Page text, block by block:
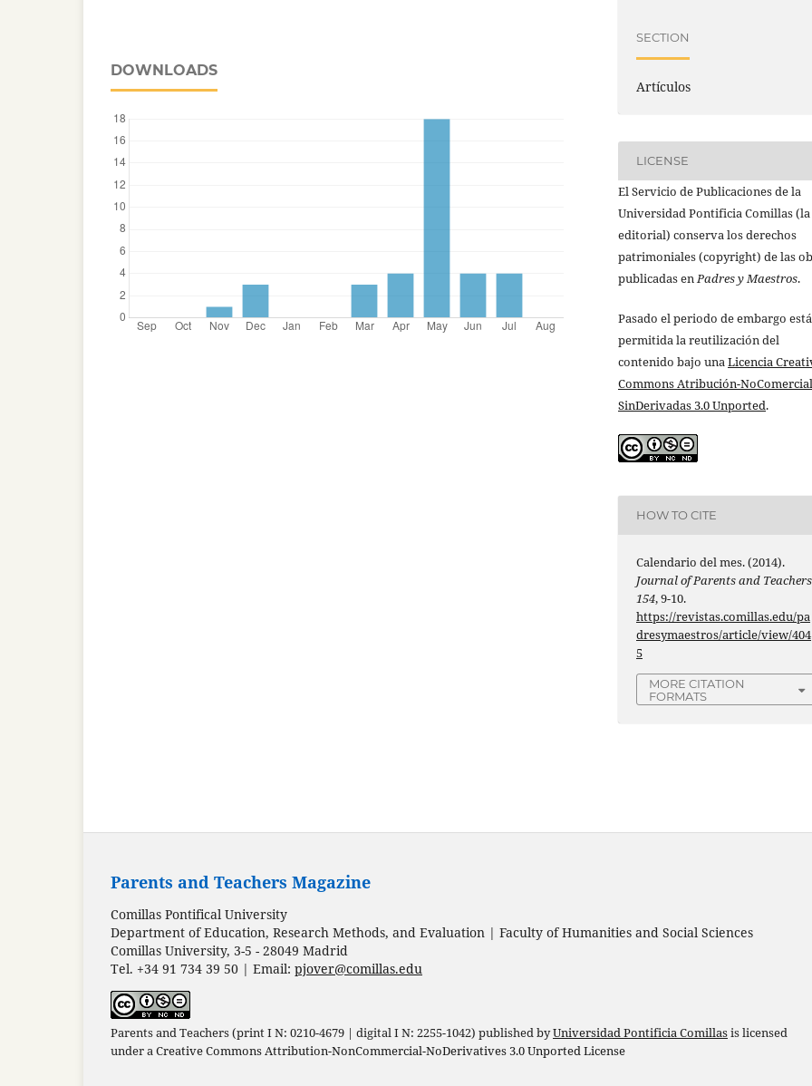
DOWNLOADS
SECTION
Artículos
LICENSE
El Servicio de Publicaciones de la
Universidad Pontificia Comillas (la
editorial) conserva los derechos
patrimoniales (copyright) de las
publicadas enPadres y Maestros.
Pasado el periodo de embargo está
permitida la reutilización del
contenido bajo unaLicencia
Commons Atribución-
SinDerivadas 3.0 Unported.
HOW TO CITE
Calendario del mes. (2014).
Journal of Parents and Teachers
154, 9-10.
https://revistas.comillas.edu/pa
dresymaestros/article/view/404
5
MORE CITATION
FORMATS
Parents and Teachers Magazine
Comillas Pontifical University
Department of Education, Research Methods, and Evaluation | Faculty of Humanities and Social Sciences
Comillas University, 3-5 - 28049 Madrid
Tel. +34 91 734 39 50 | Email: pjover@comillas.edu
Parents and Teachers (print I N: 0210-4679 | digital I N: 2255-1042) published byUniversidad Pontificia Comillasis licensed
under aCreative Commons Attribution-NonCommercial-NoDerivatives 3.0 Unported License